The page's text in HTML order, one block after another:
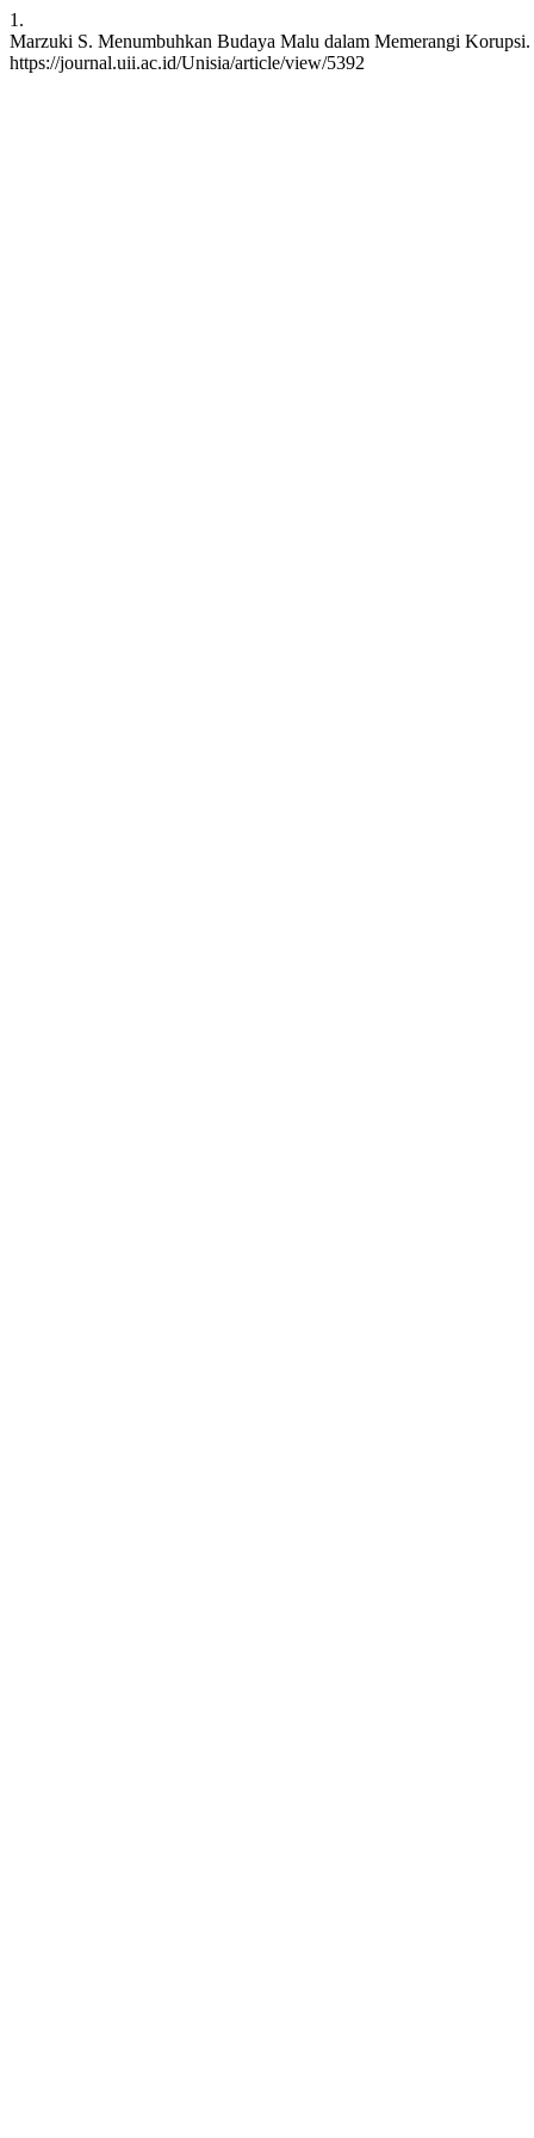
1.
Marzuki S. Menumbuhkan Budaya Malu dalam Memerangi
https://journal.uii.ac.id/Unisia/article/view/5392